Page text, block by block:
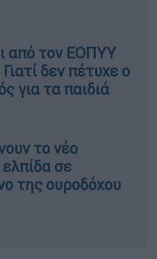
από τον ΕΟΠΥΥ
δεν πέτυχε ο
για τα παιδιά
το νέο
σε
της ουροδόχου